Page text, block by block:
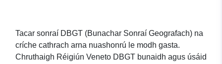
Tacar sonraí DBGT (Bunachar Sonraí Geografach) na
críche cathrach arna nuashonrú le modh gasta.
Chruthaigh Réigiún Veneto DBGT bunaidh agus úsáid